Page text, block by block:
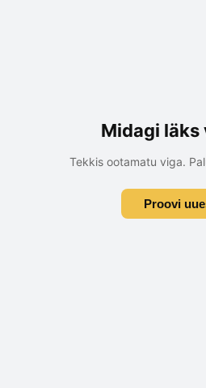
Midagi läks
Tekkis ootamatu viga.
Proovi